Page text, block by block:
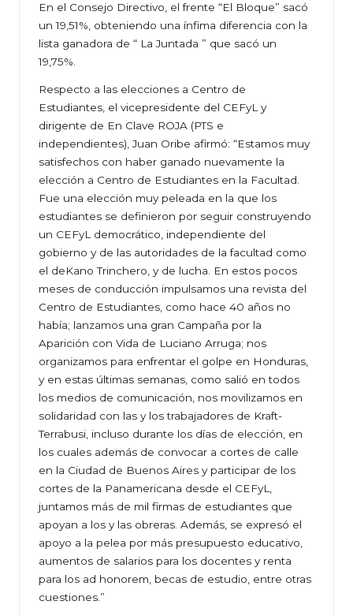
En el Consejo Directivo, el frente “El Bloque” sacó
un 19,51%, obteniendo una ínfima diferencia con la
lista ganadora de “ La Juntada ” que sacó un
19,75%.
Respecto a las elecciones a Centro de
Estudiantes, el vicepresidente del CEFyL y
dirigente de En Clave ROJA (PTS e
independientes), Juan Oribe afirmó: “Estamos muy
satisfechos con haber ganado nuevamente la
elección a Centro de Estudiantes en la Facultad.
Fue una elección muy peleada en la que los
estudiantes se definieron por seguir construyendo
un CEFyL democrático, independiente del
gobierno y de las autoridades de la facultad como
el deKano Trinchero, y de lucha. En estos pocos
meses de conducción impulsamos una revista del
Centro de Estudiantes, como hace 40 años no
había; lanzamos una gran Campaña por la
Aparición con Vida de Luciano Arruga; nos
organizamos para enfrentar el golpe en Honduras,
y en estas últimas semanas, como salió en todos
los medios de comunicación, nos movilizamos en
solidaridad con las y los trabajadores de Kraft-
Terrabusi, incluso durante los días de elección, en
los cuales además de convocar a cortes de calle
en la Ciudad de Buenos Aires y participar de los
cortes de la Panamericana desde el CEFyL,
juntamos más de mil firmas de estudiantes que
apoyan a los y las obreras. Además, se expresó el
apoyo a la pelea por más presupuesto educativo,
aumentos de salarios para los docentes y renta
para los ad honorem, becas de estudio, entre otras
cuestiones.”